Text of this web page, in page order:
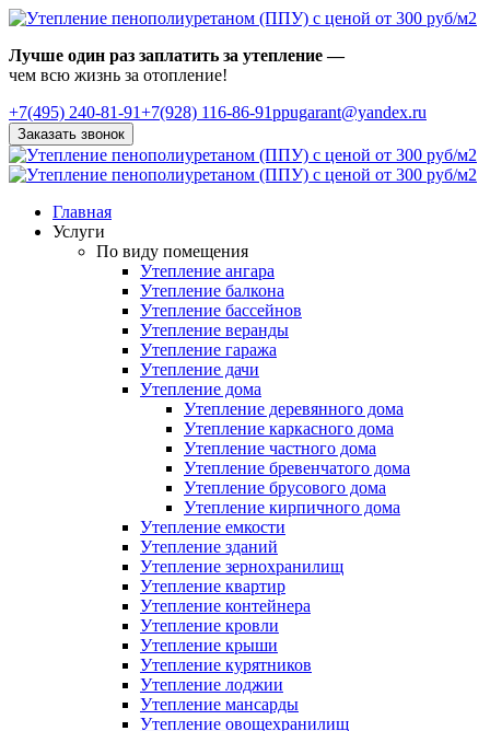
Лучше один раз заплатить за утепление —
чем всю жизнь за отопление!
+7(495) 240-81-91+7(928) 116-86-91ppugarant@yandex.ru
Заказать звонок
Главная
Услуги
По виду помещения
Утепление ангара
Утепление балкона
Утепление бассейнов
Утепление веранды
Утепление гаража
Утепление дачи
Утепление дома
Утепление деревянного дома
Утепление каркасного дома
Утепление частного дома
Утепление бревенчатого дома
Утепление брусового дома
Утепление кирпичного дома
Утепление емкости
Утепление зданий
Утепление зернохранилищ
Утепление квартир
Утепление контейнера
Утепление кровли
Утепление крыши
Утепление курятников
Утепление лоджии
Утепление мансарды
Утепление овощехранилищ